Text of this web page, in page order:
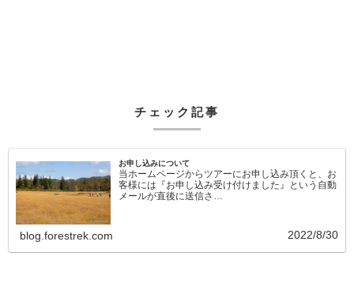
チェック記事
お申し込みについて
当ホームページからツアーにお申し込み頂くと、お
客様には『お申し込み受け付けました』という自動
メールが直後に送信さ…
blog.forestrek.com 2022/8/30